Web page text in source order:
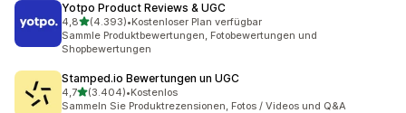
Yotpo Product Reviews & UGC
4,8von 5 Sternen
(4.393)
4393 Rezensionen insgesamt
•Kostenloser Plan verfügbar
Sammle Produktbewertungen, Fotobewertungen und
Shopbewertungen
Stamped.io Bewertungen un UGC
4,7von 5 Sternen
(3.404)
3404 Rezensionen insgesamt
•Kostenlos
Sammeln Sie Produktrezensionen, Fotos / Videos und Q&A